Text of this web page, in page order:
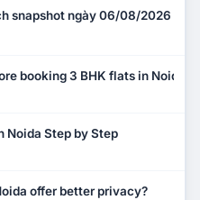
snapshot ngày 06/08/2026
booking 3 BHK flats in Noida?
Noida Step by Step
offer better privacy?